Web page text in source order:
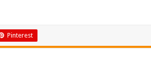
Pinterest